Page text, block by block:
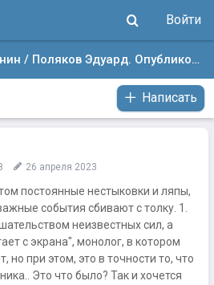
Войти
Кибер I. Гражданин / Поляков Эдуард. Опубликовано: 4 июл. 2018 в 8:04
Написать
26 апреля 2023
постоянные нестыковки и ляпы,
события сбивают с толку. 1.
неизвестных сил, а
с экрана", монолог, в котором
но при этом, это в точности то, что
Это что было? Так и хочется